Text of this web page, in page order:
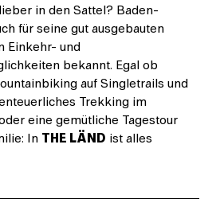
in den Sattel? Baden-
für seine gut ausgebauten
Einkehr- und
bekannt. Egal ob
auf Singletrails und
Trekking im
eine gemütliche Tagestour
In THE LÄND ist alles